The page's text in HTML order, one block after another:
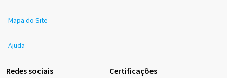
Mapa do Site
Ajuda
Redes sociais Certificações